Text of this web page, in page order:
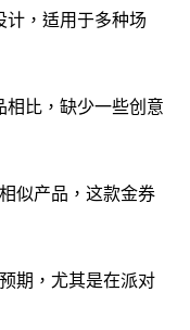
计，适用于多种场
比，缺少一些创意
似产品，这款金券
期，尤其是在派对